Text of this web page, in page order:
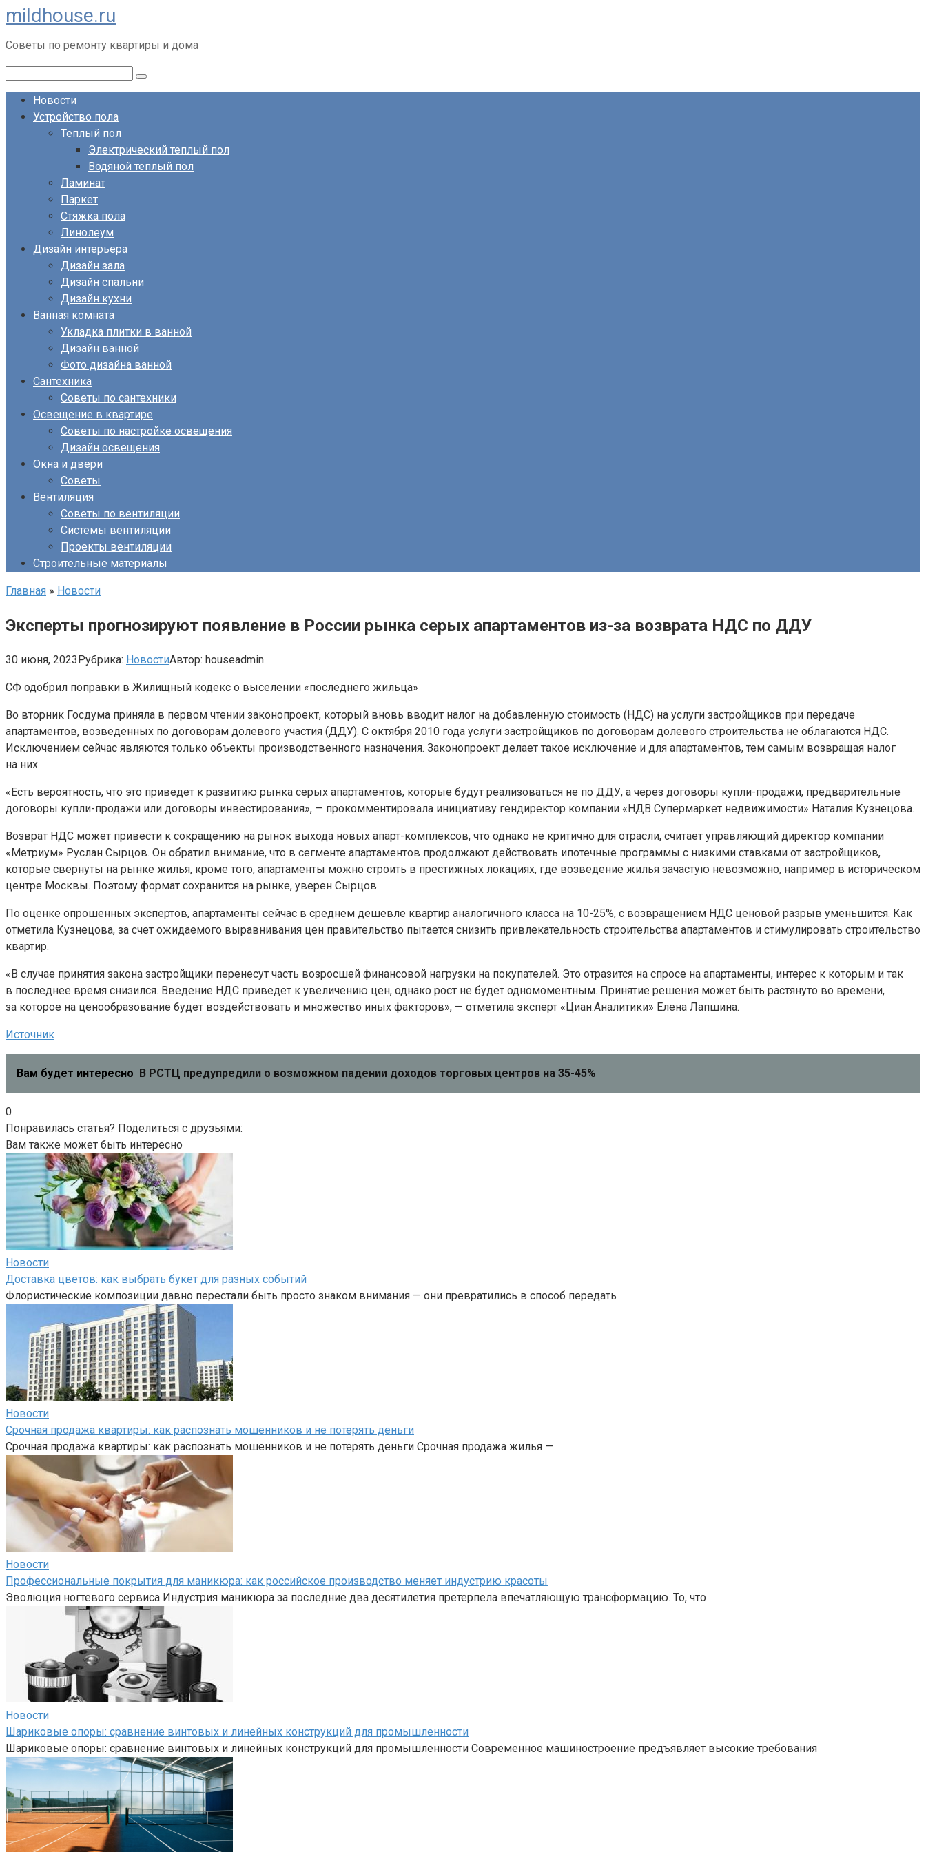
Перейти
к
контенту
mildhouse.ru
Советы по ремонту квартиры и дома
Новости
Устройство пола
Теплый пол
Электрический теплый пол
Водяной теплый пол
Ламинат
Паркет
Стяжка пола
Линолеум
Дизайн интерьера
Дизайн зала
Дизайн спальни
Дизайн кухни
Ванная комната
Укладка плитки в ванной
Дизайн ванной
Фото дизайна ванной
Сантехника
Советы по сантехники
Освещение в квартире
Советы по настройке освещения
Дизайн освещения
Окна и двери
Советы
Вентиляция
Советы по вентиляции
Системы вентиляции
Проекты вентиляции
Строительные материалы
Главная » Новости
Эксперты прогнозируют появление в России рынка серых апартаментов из-за возврата НДС по ДДУ
30 июня, 2023Рубрика: НовостиАвтор: houseadmin
СФ одобрил поправки в Жилищный кодекс о выселении «последнего жильца»
Во вторник Госдума приняла в первом чтении законопроект, который вновь вводит налог на добавленную стоимость (НДС) на услуги застройщиков при передаче
апартаментов, возведенных по договорам долевого участия (ДДУ). С октября 2010 года услуги застройщиков по договорам долевого строительства не облагаются НДС.
Исключением сейчас являются только объекты производственного назначения. Законопроект делает такое исключение и для апартаментов, тем самым возвращая налог
на них.
«Есть вероятность, что это приведет к развитию рынка серых апартаментов, которые будут реализоваться не по ДДУ, а через договоры купли-продажи, предварительные
договоры купли-продажи или договоры инвестирования», — прокомментировала инициативу гендиректор компании «НДВ Супермаркет недвижимости» Наталия Кузнецова.
Возврат НДС может привести к сокращению на рынок выхода новых апарт-комплексов, что однако не критично для отрасли, считает управляющий директор компании
«Метриум» Руслан Сырцов. Он обратил внимание, что в сегменте апартаментов продолжают действовать ипотечные программы с низкими ставками от застройщиков,
которые свернуты на рынке жилья, кроме того, апартаменты можно строить в престижных локациях, где возведение жилья зачастую невозможно, например в историческом
центре Москвы. Поэтому формат сохранится на рынке, уверен Сырцов.
По оценке опрошенных экспертов, апартаменты сейчас в среднем дешевле квартир аналогичного класса на 10-25%, с возвращением НДС ценовой разрыв уменьшится. Как
отметила Кузнецова, за счет ожидаемого выравнивания цен правительство пытается снизить привлекательность строительства апартаментов и стимулировать строительство
квартир.
«В случае принятия закона застройщики перенесут часть возросшей финансовой нагрузки на покупателей. Это отразится на спросе на апартаменты, интерес к которым и так
в последнее время снизился. Введение НДС приведет к увеличению цен, однако рост не будет одномоментным. Принятие решения может быть растянуто во времени,
за которое на ценообразование будет воздействовать и множество иных факторов», — отметила эксперт «Циан.Аналитики» Елена Лапшина.
Источник
Вам будет интересно В РСТЦ предупредили о возможном падении доходов торговых центров на 35-45%
0
Понравилась статья? Поделиться с друзьями:
Вам также может быть интересно
Новости
Доставка цветов: как выбрать букет для разных событий
Флористические композиции давно перестали быть просто знаком внимания — они превратились в способ передать
Новости
Срочная продажа квартиры: как распознать мошенников и не потерять деньги
Срочная продажа квартиры: как распознать мошенников и не потерять деньги Срочная продажа жилья —
Новости
Профессиональные покрытия для маникюра: как российское производство меняет индустрию красоты
Эволюция ногтевого сервиса Индустрия маникюра за последние два десятилетия претерпела впечатляющую трансформацию. То, что
Новости
Шариковые опоры: сравнение винтовых и линейных конструкций для промышленности
Шариковые опоры: сравнение винтовых и линейных конструкций для промышленности Современное машиностроение предъявляет высокие требования